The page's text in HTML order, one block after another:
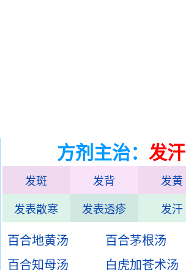
方剂主治： 发汗
发斑 发背 发黄
发表散寒 发表透疹 发汗
百合地黄汤
百合茅根汤
百合知母汤
白虎加苍术汤